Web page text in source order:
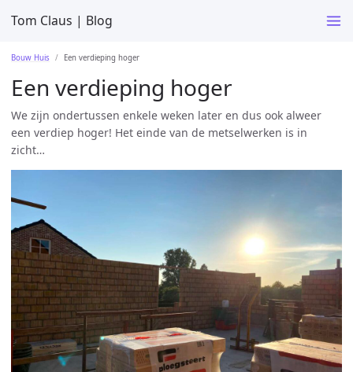
Tom Claus | Blog
Bouw Huis Een verdieping hoger
Een verdieping hoger
We zijn ondertussen enkele weken later en dus ook alweer
een verdiep hoger! Het einde van de metselwerken is in
zicht…